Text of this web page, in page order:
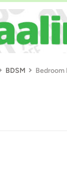
BDSM Bedroom